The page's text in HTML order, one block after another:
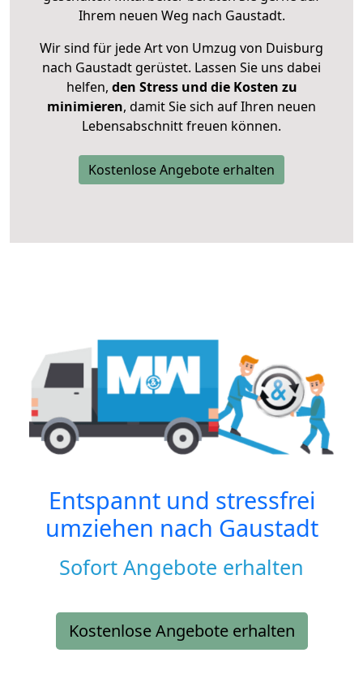
Ihrem neuen Weg nach Gaustadt.
Wir sind für jede Art von Umzug von Duisburg
nach Gaustadt gerüstet. Lassen Sie uns dabei
helfen, den Stress und die Kosten zu
minimieren, damit Sie sich auf Ihren neuen
Lebensabschnitt freuen können.
Kostenlose Angebote erhalten
Entspannt und stressfrei
umziehen nach Gaustadt
Sofort Angebote erhalten
Kostenlose Angebote erhalten